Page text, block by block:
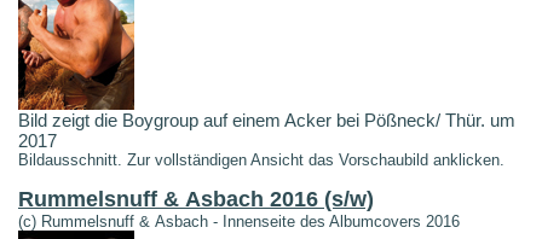
Bild zeigt die Boygroup auf einem Acker bei Pößneck/ Thür. um
2017
Bildausschnitt. Zur vollständigen Ansicht das Vorschaubild anklicken.
Rummelsnuff & Asbach 2016 (s/w)
(c) Rummelsnuff & Asbach - Innenseite des Albumcovers 2016